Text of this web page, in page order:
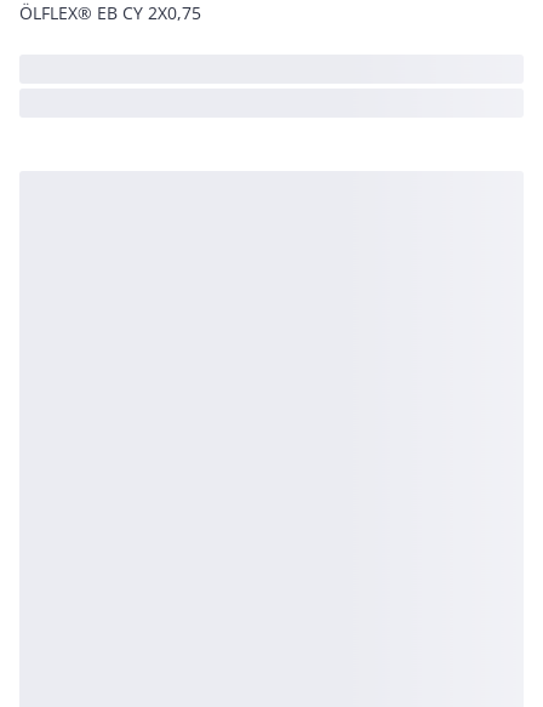
ÖLFLEX® EB CY 2X0,75